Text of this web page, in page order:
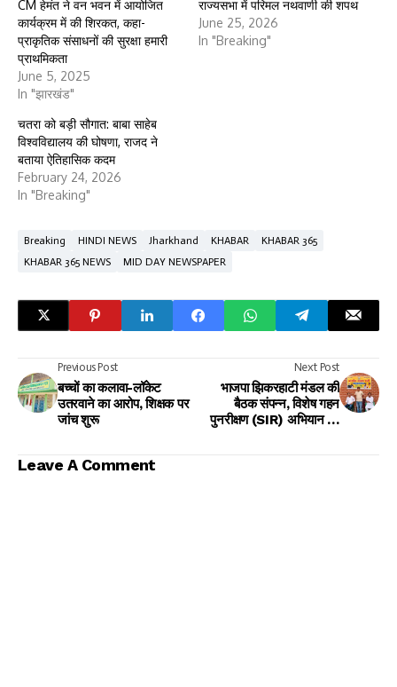
CM हेमंत ने वन भवन में आयोजित
कार्यक्रम में की शिरकत, कहा-
प्राकृतिक संसाधनों की सुरक्षा हमारी
प्राथमिकता
June 5, 2025
In "झारखंड"
राज्यसभा में परिमल नथवाणी की शपथ
June 25, 2026
In "Breaking"
चतरा को बड़ी सौगात: बाबा साहेब
विश्वविद्यालय की घोषणा, राजद ने
बताया ऐतिहासिक कदम
February 24, 2026
In "Breaking"
Breaking HINDI NEWS Jharkhand KHABAR
KHABAR 365
KHABAR 365 NEWS
MID DAY NEWSPAPER
Previous Post
बच्चों का कलावा-लॉकेट
उतरवाने का आरोप, शिक्षक पर
जांच शुरू
Next Post
भाजपा झिकरहाटी मंडल की
बैठक संपन्न, विशेष गहन
पुनरीक्षण (SIR) अभियान की
Leave A Comment